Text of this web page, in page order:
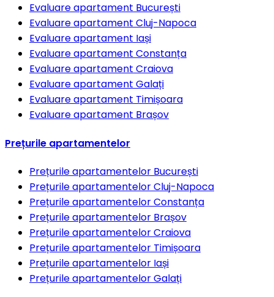
Evaluare apartament București
Evaluare apartament Cluj-Napoca
Evaluare apartament Iași
Evaluare apartament Constanța
Evaluare apartament Craiova
Evaluare apartament Galați
Evaluare apartament Timișoara
Evaluare apartament Brașov
Prețurile apartamentelor
Prețurile apartamentelor București
Prețurile apartamentelorCluj-Napoca
Prețurile apartamentelorConstanța
Prețurile apartamentelor Brașov
Prețurile apartamentelorCraiova
Prețurile apartamentelor Timișoara
Prețurile apartamentelor Iași
Prețurile apartamentelorGalați